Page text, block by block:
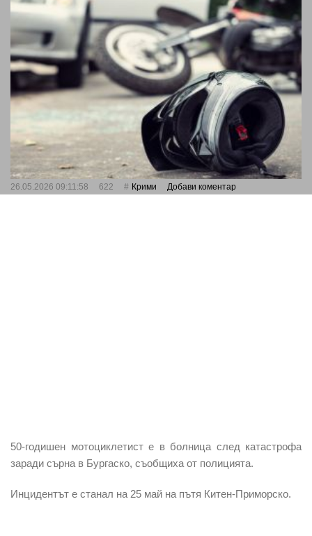
26.05.2026 09:11:58 622 Крими Добави коментар
50-годишен мотоциклетист е в болница след катастрофа
заради сърна в Бургаско, съобщиха от полицията.
Инцидентът е станал на 25 май на пътя Китен-Приморско.